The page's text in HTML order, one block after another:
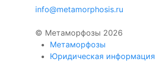
info@metamorphosis.ru
© Метаморфозы 2026
Метаморфозы
Юридическая информация